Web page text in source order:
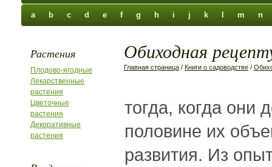
a b c d e f g h i j k m n
Растения
Плодово-ягодные
Лекарственные
растения
Цветочные
растения
Декоративные
растения
Обиходная
Главная страница / Книги о садоводстве /
тогда, когда они
половине их
развития. Из